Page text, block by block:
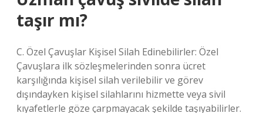
taşır mı?
C. Özel Çavuşlar Kişisel Silah Edinebilirler: Özel
Çavuşlara ilk sözleşmelerinden sonra ücret
karşılığında kişisel silah verilebilir ve görev
dışındayken kişisel silahlarını hizmette veya sivil
kıyafetlerle göze çarpmayacak şekilde taşıyabilirler.